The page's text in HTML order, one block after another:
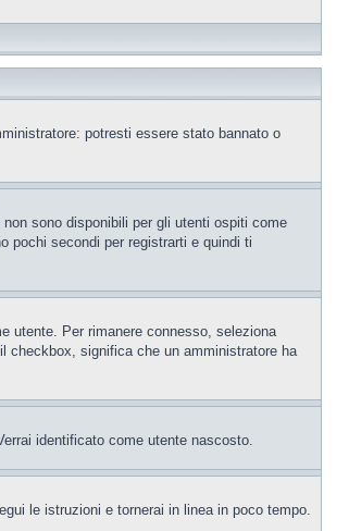
potresti essere stato bannato o
sono disponibili per gli utenti ospiti come
pochi secondi per registrarti e quindi ti
utente. Per rimanere connesso, seleziona
checkbox, significa che un amministratore ha
identificato come utente nascosto.
le istruzioni e tornerai in linea in poco tempo.